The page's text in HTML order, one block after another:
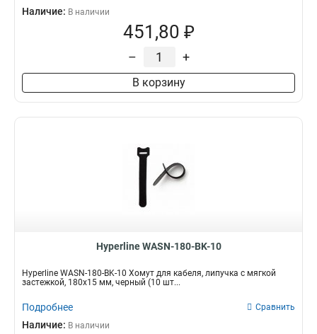
Наличие: В наличии
451,80 ₽
– +
В корзину
Hyperline WASN-180-BK-10
Hyperline WASN-180-BK-10 Хомут для кабеля, липучка с мягкой
застежкой, 180x15 мм, черный (10 шт...
Подробнее Сравнить
Наличие: В наличии